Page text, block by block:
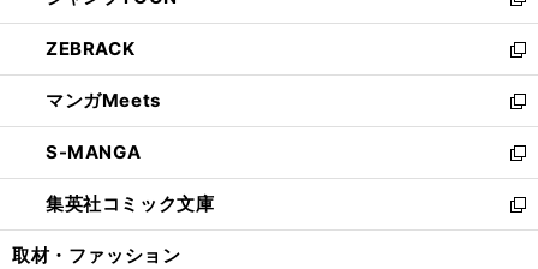
開
く
ウ
で
開
く
ン
ド
ウ
で
開
く
ウ
ィ
ン
ド
ウ
で
開
く
し
い
ウ
ィ
ン
ド
ウ
で
開
ZEBRACK
新
し
い
ウ
ィ
ン
ド
ウ
マンガMeets
新
し
い
ウ
ィ
ン
S-MANGA
新
し
い
ウ
集英社コミック文庫
新
し
取材・ファッション